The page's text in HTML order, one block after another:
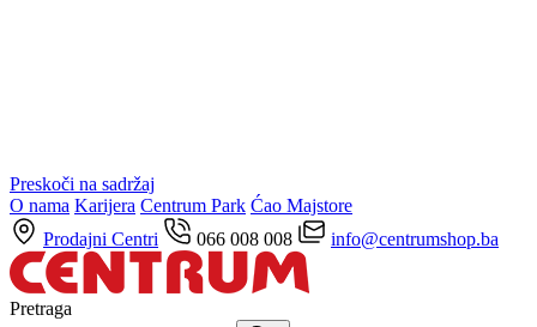
Preskoči na sadržaj
O nama Karijera Centrum Park Ćao Majstore
Prodajni Centri
066 008 008 info@centrumshop.ba
Pretraga